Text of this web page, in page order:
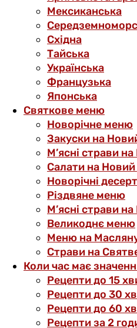
Мексиканська
Східна
Тайська
Українська
Французька
Японська
Святкове меню
Новорічне меню
Закуски на
М’ясні страви
Салати на Новий
Новорічні
Різдвяне меню
М’ясні страви на
Великоднє меню
Меню на
Страви на
Коли час має
Рецепти до 15
Рецепти до 30
Рецепти до 60
Рецепти за 2